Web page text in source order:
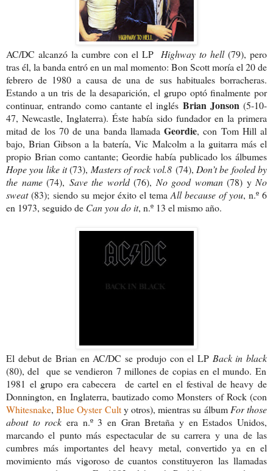
AC/DC alcanzó la cumbre con el LP Highway to hell(79), pero
tras él, la banda entró en un mal momento: Bon Scott moría el 20 de
febrero de 1980 a causa de una de sus habituales borracheras.
Estando a un tris de la desaparición, el grupo optó finalmente por
continuar, entrando como cantante el inglés Brian Jonson (5-10-
47, Newcastle, Inglaterra). Éste había sido fundador en la primera
mitad de los 70 de una banda llamada Geordie, con Tom Hill al
bajo, Brian Gibson a la batería, Vic Malcolm a la guitarra más el
propio Brian como cantante; Geordie había publicado los álbumes
Hope you like it(73), Masters of rock vol.8 (74), Don’t be fooled by
the name(74), Save the world(76), No good woman (78) y No
sweat(83); siendo su mejor éxito el tema All because of you, n.º 6
en 1973, seguido de Can youdo it, n.º 13 el mismo año.
El debut de Brian en AC/DC se produjo con el LP Back in black
(80), del que se vendieron 7 millones de copias en el mundo. En
1981 el grupo era cabecera de cartel en el festival de heavy de
Donnington, en Inglaterra, bautizado como Monsters of Rock (con
Whitesnake,Blue Oyster Culty otros), mientras su álbum For those
about to rock era n.º 3 en Gran Bretaña y en Estados Unidos,
marcando el punto más espectacular de su carrera y una de las
cumbres más importantes del heavy metal, convertido ya en el
movimiento más vigoroso de cuantos constituyeron las llamadas